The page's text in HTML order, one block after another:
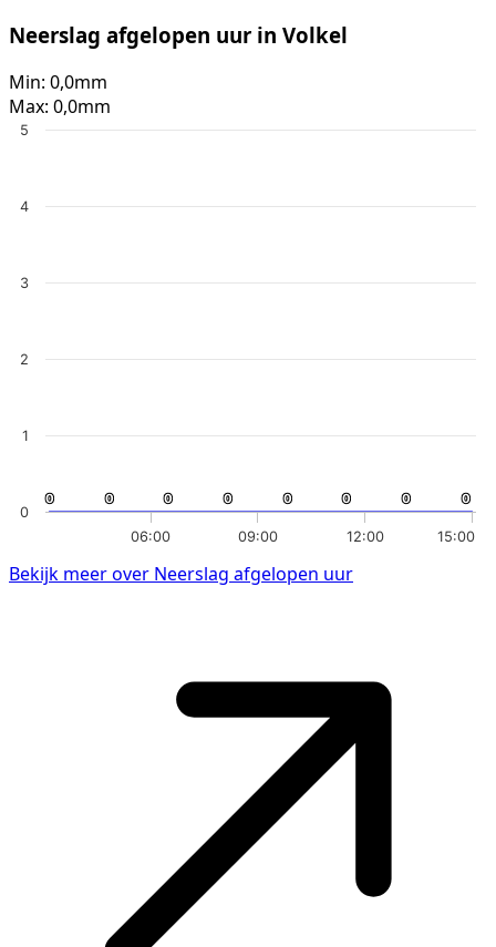
Neerslag afgelopen uur in Volkel
Min: 0,0mm
Max: 0,0mm
0
0 0
0 0
0 0
0 0
0 0
0 0
0 0
0
06:00 09:00 12:00 15:00
0
1
2
3
4
5
Bekijk meer over Neerslag afgelopen uur